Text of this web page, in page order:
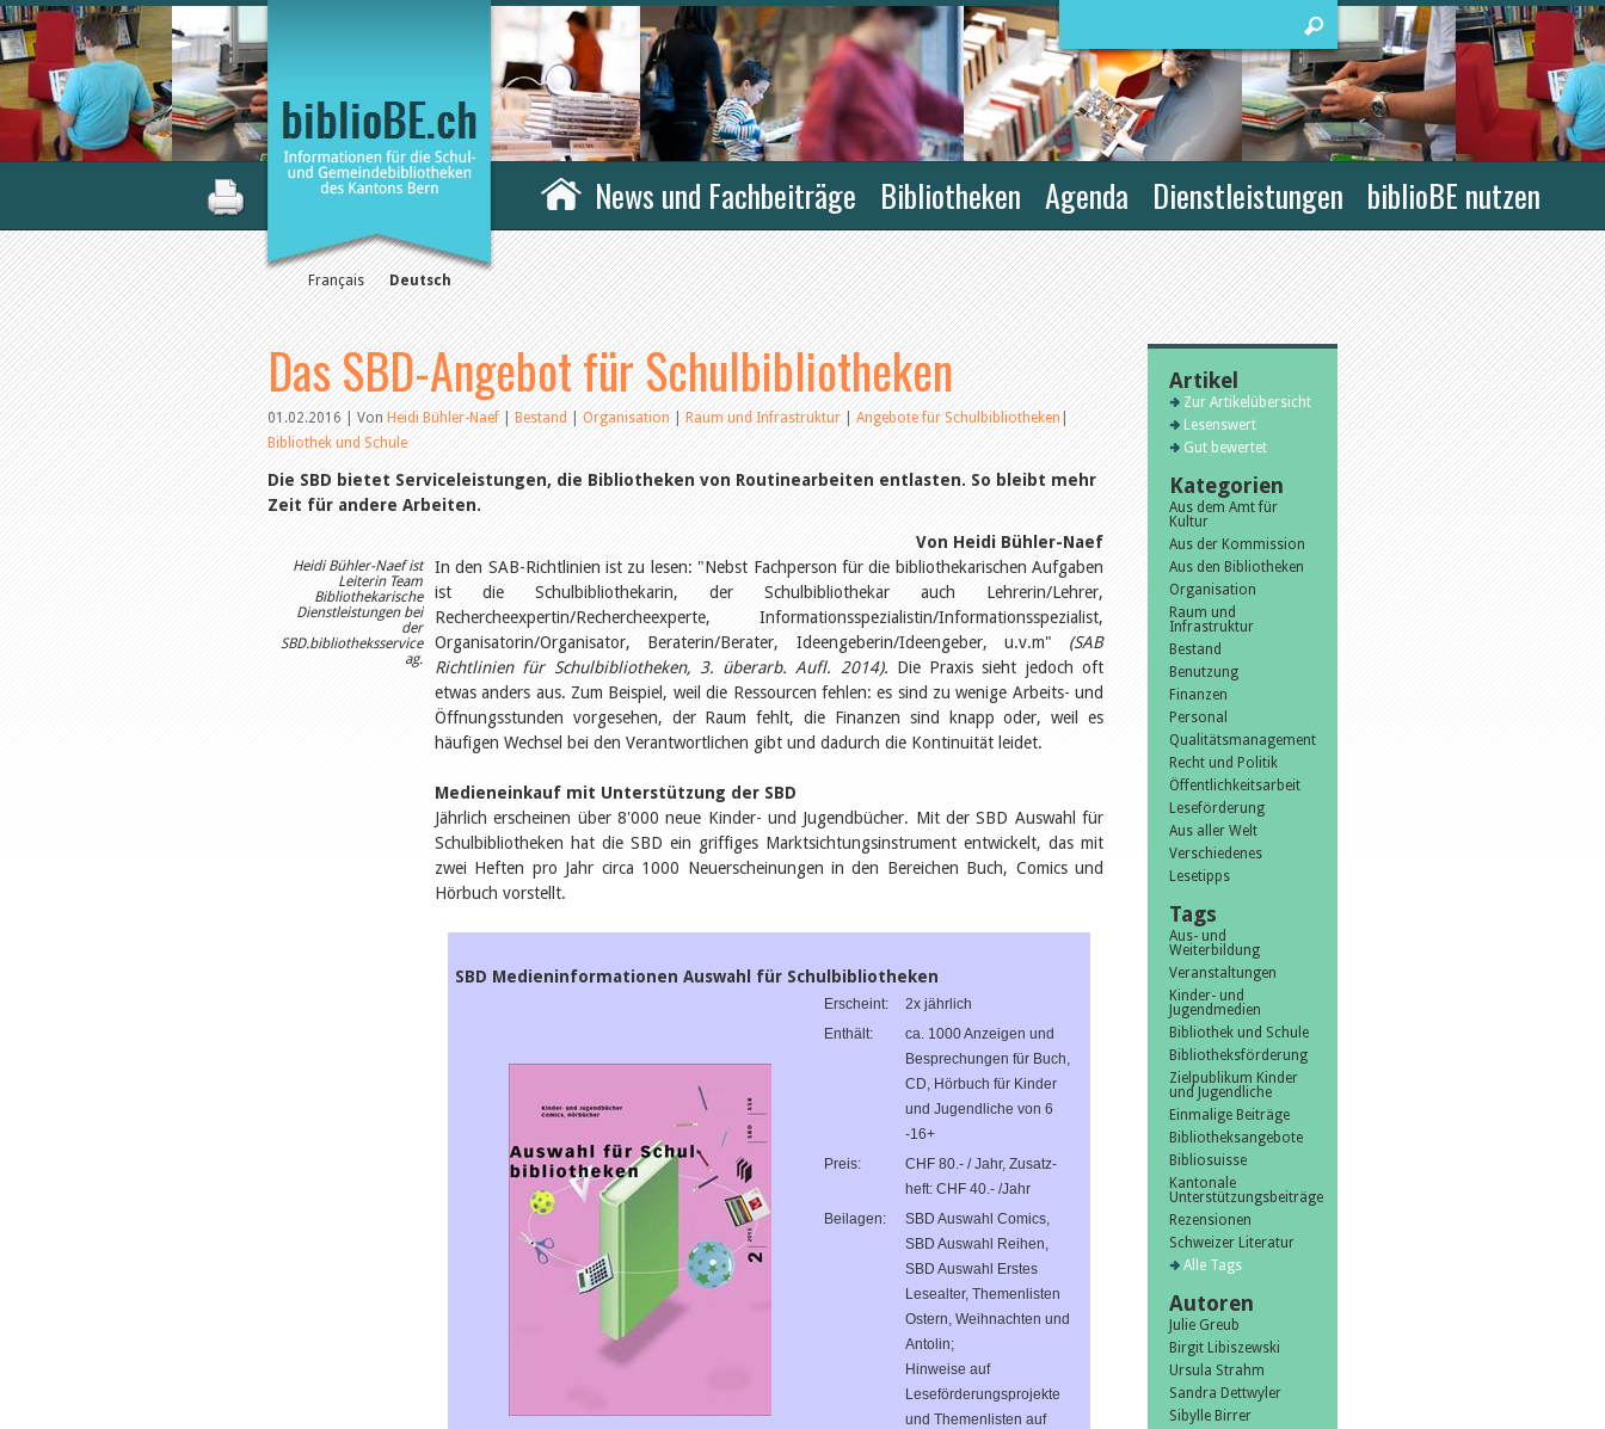
Français Deutsch
News und Fachbeiträge Bibliotheken Agenda Dienstleistungen biblioBE nutzen
Das SBD-Angebot für Schulbibliotheken
01.02.2016 | VonHeidi Bühler-Naef|Bestand|Organisation|Raum und Infrastruktur|Angebote für Schulbibliotheken|
Bibliothek und Schule
Die SBD bietet Serviceleistungen, die Bibliotheken von Routinearbeiten entlasten. So bleibt mehr
Zeit für andere Arbeiten.
Von Heidi Bühler-Naef
Heidi Bühler-Naef ist
Leiterin Team
Bibliothekarische
Dienstleistungen bei
der
SBD.bibliotheksservice
ag.
In den SAB-Richtlinien ist zu lesen: "Nebst Fachperson für die bibliothekarischen Aufgaben
ist die Schulbibliothekarin, der Schulbibliothekar auch Lehrerin/Lehrer,
Rechercheexpertin/Rechercheexperte, Informationsspezialistin/Informationsspezialist,
Organisatorin/Organisator, Beraterin/Berater, Ideengeberin/Ideengeber, u.v.m" (SAB
Richtlinien für Schulbibliotheken, 3. überarb. Aufl. 2014). Die Praxis sieht jedoch oft
etwas anders aus. Zum Beispiel, weil die Ressourcen fehlen: es sind zu wenige Arbeits- und
Öffnungsstunden vorgesehen, der Raum fehlt, die Finanzen sind knapp oder, weil es
häufigen Wechsel bei den Verantwortlichen gibt und dadurch die Kontinuität leidet.
Medieneinkauf mit Unterstützung der SBD
Jährlich erscheinen über 8'000 neue Kinder- und Jugendbücher. Mit der SBD Auswahl für
Schulbibliotheken hat die SBD ein griffiges Marktsichtungsinstrument entwickelt, das mit
zwei Heften pro Jahr circa 1000 Neuerscheinungen in den Bereichen Buch, Comics und
Hörbuch vorstellt.
SBD Medieninformationen Auswahl für Schulbibliotheken
Erscheint:
2x jährlich
Enthält:
ca. 1000 Anzeigen und
Besprechungen für Buch,
CD, Hörbuch für Kinder
und Jugendliche von 6
-16+
Preis:
CHF 80.- / Jahr, Zusatz-
heft: CHF 40.- /Jahr
Beilagen:
SBD Auswahl Comics,
SBD Auswahl Reihen,
SBD Auswahl Erstes
Lesealter, Themenlisten
Ostern, Weihnachten und
Antolin;
Hinweise auf
Leseförderungsprojekte
und Themenlisten auf
Artikel
Zur Artikelübersicht
Lesenswert
Gut bewertet
Kategorien
Aus dem Amt für
Kultur
Aus der Kommission
Aus den Bibliotheken
Organisation
Raum und
Infrastruktur
Bestand
Benutzung
Finanzen
Personal
Qualitätsmanagement
Recht und Politik
Öffentlichkeitsarbeit
Leseförderung
Aus aller Welt
Verschiedenes
Lesetipps
Tags
Aus- und
Weiterbildung
Veranstaltungen
Kinder- und
Jugendmedien
Bibliothek und Schule
Bibliotheksförderung
Zielpublikum Kinder
und Jugendliche
Einmalige Beiträge
Bibliotheksangebote
Bibliosuisse
Kantonale
Unterstützungsbeiträge
Rezensionen
Schweizer Literatur
Alle Tags
Autoren
Julie Greub
Birgit Libiszewski
Ursula Strahm
Sandra Dettwyler
Sibylle Birrer